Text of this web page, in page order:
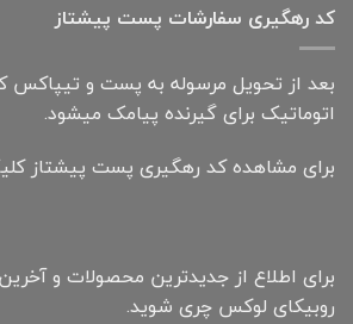
کد رهگیری سفارشات پست پیشتاز
بعد از تحویل مرسوله به پست و
اتوماتیک برای گیرنده پیامک میشود.
برای مشاهده کد رهگیری پست پیشتاز
برای اطلاع از جدیدترین محصولات و
روبیکای لوکس چری شوید.